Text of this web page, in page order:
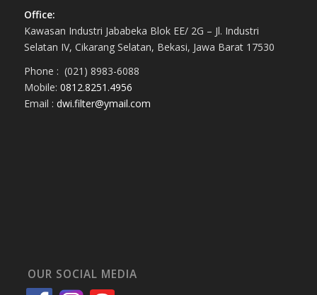
Office:
Kawasan Industri Jababeka Blok EE/ 2G – Jl. Industri
Selatan IV, Cikarang Selatan, Bekasi, Jawa Barat 17530
Phone : (021) 8983-6088
Mobile: 0812.8251.4956
Email : dwi.filter@ymail.com
OUR SOCIAL MEDIA